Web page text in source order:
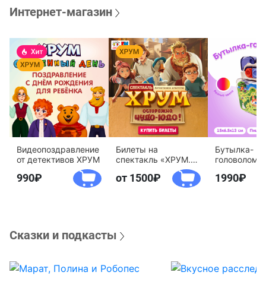
Интернет-магазин
Видеопоздравление
от детективов ХРУМ
990
Билеты на
спектакль «ХРУМ.
Осторожно, Чудо-
Юдо!»
от 1500
Бутылка-
агентство
1990
Сказки и подкасты